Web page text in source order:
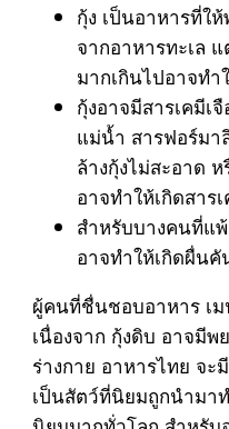
กุ้ง เป็นอาหารที่ใ
จากอาหารทะเล
มากเกินไปอาจท
กุ้งอาจมีสารเคมีเ
แม่น้ำ สารฟอร์ม
ล้างกุ้งไม่สะอาด
อาจทำให้เกิดสาร
สำหรับบางคนที่แ
อาจทำให้เกิดผื่นคั
ผู้คนที่ชื่นชอบอาหาร เ
เนื่องจาก กุ้งดิบ อาจมีพ
ร่างกาย อาหารไทย จะ
เป็นสัตว์ที่นิยมถูกนำมา